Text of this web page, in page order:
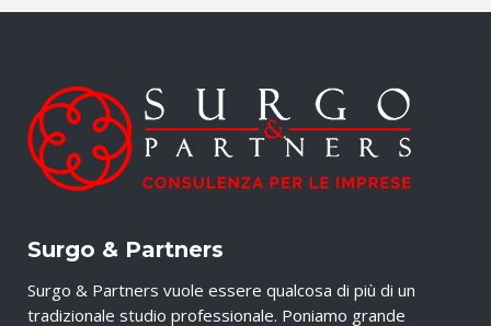
Surgo & Partners
Surgo & Partners vuole essere qualcosa di più di un
tradizionale studio professionale. Poniamo grande